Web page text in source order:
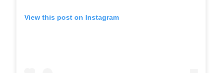
View this post on Instagram